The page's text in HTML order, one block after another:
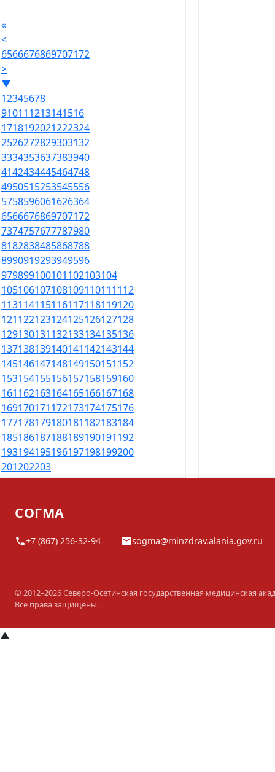
«
<
6566676869707172
>
▼
12345678
910111213141516
1718192021222324
2526272829303132
3334353637383940
4142434445464748
4950515253545556
5758596061626364
6566676869707172
7374757677787980
8182838485868788
8990919293949596
979899100101102103104
105106107108109110111112
113114115116117118119120
121122123124125126127128
129130131132133134135136
137138139140141142143144
145146147148149150151152
153154155156157158159160
161162163164165166167168
169170171172173174175176
177178179180181182183184
185186187188189190191192
193194195196197198199200
201202203
СОГМА
+7 (867) 256-32-94 sogma@minzdrav.alania.gov.ru
© 2012–2026 Северо-Осетинская государственная медицинская
Все права защищены.
▲